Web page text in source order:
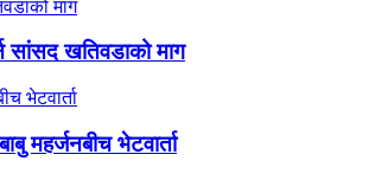
सांसद खतिवडाको माग
महर्जनबीच भेटवार्ता